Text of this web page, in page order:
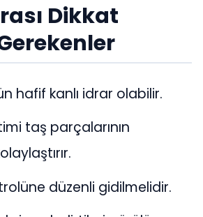
Dikkat
hafif kanlı idrar olabilir.
taş parçalarının
düzenli gidilmelidir.